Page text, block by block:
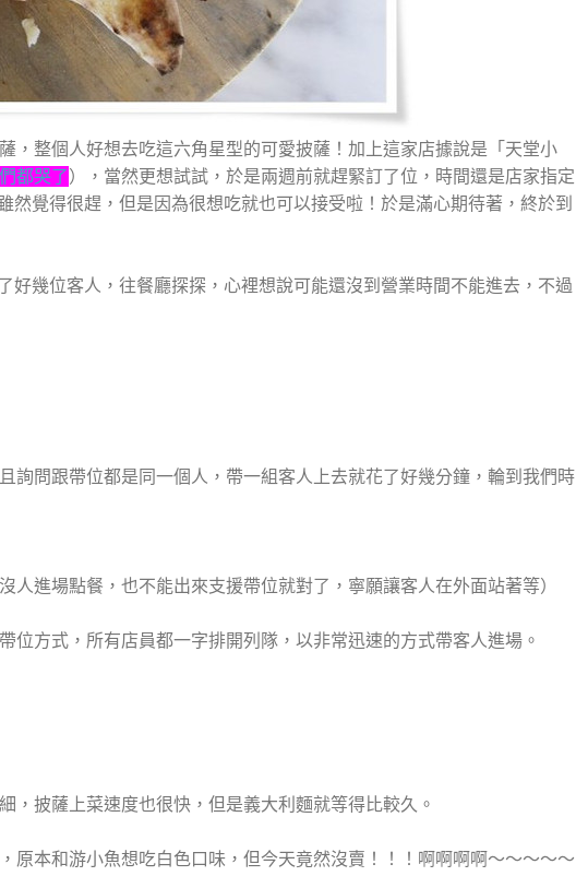
，整個人好想去吃這六角星型的可愛披薩！加上這家店據說是「天堂小
都哭了），當然更想試試，於是兩週前就趕緊訂了位，時間還是店家指定
覺得很趕，但是因為很想吃就也可以接受啦！於是滿心期待著，終於到
好幾位客人，往餐廳探探，心裡想說可能還沒到營業時間不能進去，不過
詢問跟帶位都是同一個人，帶一組客人上去就花了好幾分鐘，輪到我們時
進場點餐，也不能出來支援帶位就對了，寧願讓客人在外面站著等）
方式，所有店員都一字排開列隊，以非常迅速的方式帶客人進場。
，披薩上菜速度也很快，但是義大利麵就等得比較久。
原本和游小魚想吃白色口味，但今天竟然沒賣！！！啊啊啊啊～～～～～